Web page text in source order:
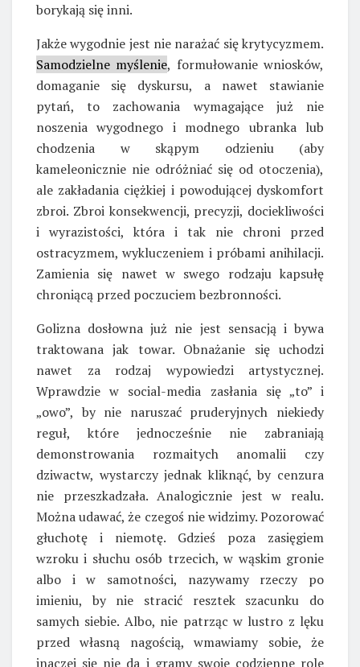
borykają się inni.
Jakże wygodnie jest nie narażać się krytycyzmem.
Samodzielne myślenie, formułowanie wniosków,
domaganie się dyskursu, a nawet stawianie
pytań, to zachowania wymagające już nie
noszenia wygodnego i modnego ubranka lub
chodzenia w skąpym odzieniu (aby
kameleonicznie nie odróżniać się od otoczenia),
ale zakładania ciężkiej i powodującej dyskomfort
zbroi. Zbroi konsekwencji, precyzji, dociekliwości
i wyrazistości, która i tak nie chroni przed
ostracyzmem, wykluczeniem i próbami anihilacji.
Zamienia się nawet w swego rodzaju kapsułę
chroniącą przed poczuciem bezbronności.
Golizna dosłowna już nie jest sensacją i bywa
traktowana jak towar. Obnażanie się uchodzi
nawet za rodzaj wypowiedzi artystycznej.
Wprawdzie w social-media zasłania się „to” i
„owo”, by nie naruszać pruderyjnych niekiedy
reguł, które jednocześnie nie zabraniają
demonstrowania rozmaitych anomalii czy
dziwactw, wystarczy jednak kliknąć, by cenzura
nie przeszkadzała. Analogicznie jest w realu.
Można udawać, że czegoś nie widzimy. Pozorować
głuchotę i niemotę. Gdzieś poza zasięgiem
wzroku i słuchu osób trzecich, w wąskim gronie
albo i w samotności, nazywamy rzeczy po
imieniu, by nie stracić resztek szacunku do
samych siebie. Albo, nie patrząc w lustro z lęku
przed własną nagością, wmawiamy sobie, że
inaczej się nie da i gramy swoje codzienne role